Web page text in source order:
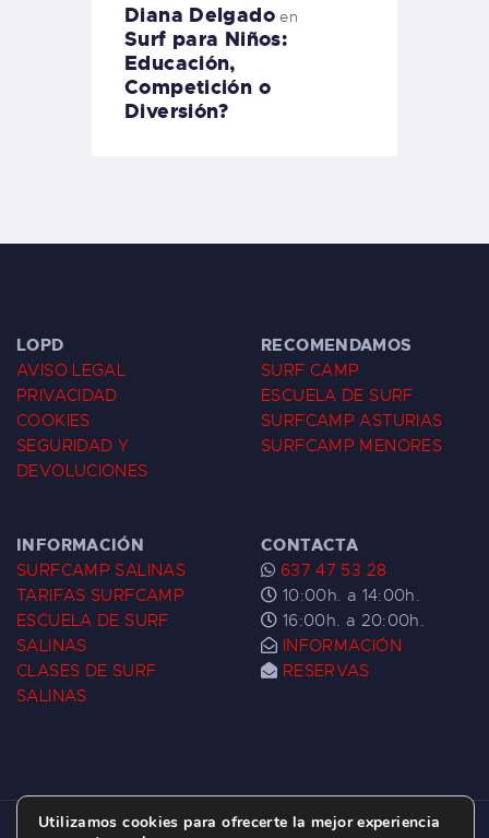
Diana Delgadoen
Surf para Niños:
Educación,
Competición o
Diversión?
LOPD
AVISO LEGAL
PRIVACIDAD
COOKIES
SEGURIDAD Y
DEVOLUCIONES
RECOMENDAMOS
SURF CAMP
ESCUELA DE SURF
SURFCAMP ASTURIAS
SURFCAMP MENORES
INFORMACIÓN
SURFCAMP SALINAS
TARIFAS SURFCAMP
ESCUELA DE SURF
SALINAS
CLASES DE SURF
SALINAS
CONTACTA
637 47 53 28
10:00h. a 14:00h.
16:00h. a 20:00h.
INFORMACIÓN
RESERVAS
Utilizamos cookies para ofrecerte la mejor experiencia